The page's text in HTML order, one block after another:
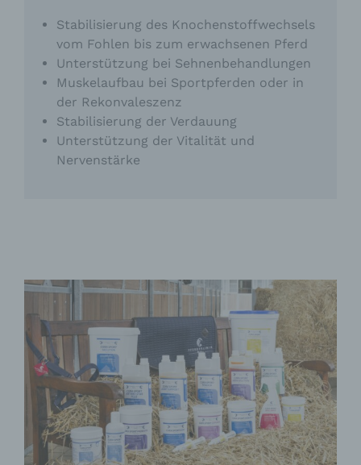
Stabilisierung des Knochenstoffwechsels
vom Fohlen bis zum erwachsenen Pferd
Unterstützung bei Sehnenbehandlungen
Muskelaufbau bei Sportpferden oder in
der Rekonvaleszenz
Stabilisierung der Verdauung
Unterstützung der Vitalität und
Nervenstärke